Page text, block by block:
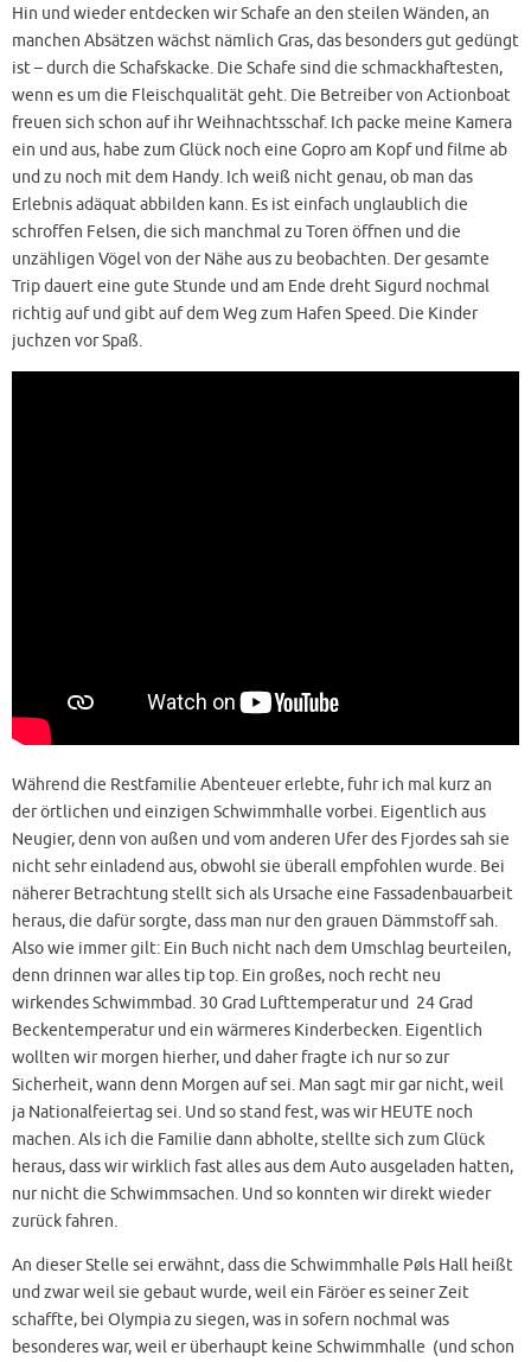
Hin und wieder entdecken wir Schafe an den steilen Wänden, an
manchen Absätzen wächst nämlich Gras, das besonders gut gedüngt
ist – durch die Schafskacke. Die Schafe sind die schmackhaftesten,
wenn es um die Fleischqualität geht. Die Betreiber von Actionboat
freuen sich schon auf ihr Weihnachtsschaf. Ich packe meine Kamera
ein und aus, habe zum Glück noch eine Gopro am Kopf und filme ab
und zu noch mit dem Handy. Ich weiß nicht genau, ob man das
Erlebnis adäquat abbilden kann. Es ist einfach unglaublich die
schroffen Felsen, die sich manchmal zu Toren öffnen und die
unzähligen Vögel von der Nähe aus zu beobachten. Der gesamte
Trip dauert eine gute Stunde und am Ende dreht Sigurd nochmal
richtig auf und gibt auf dem Weg zum Hafen Speed. Die Kinder
juchzen vor Spaß.
Während die Restfamilie Abenteuer erlebte, fuhr ich mal kurz an
der örtlichen und einzigen Schwimmhalle vorbei. Eigentlich aus
Neugier, denn von außen und vom anderen Ufer des Fjordes sah sie
nicht sehr einladend aus, obwohl sie überall empfohlen wurde. Bei
näherer Betrachtung stellt sich als Ursache eine Fassadenbauarbeit
heraus, die dafür sorgte, dass man nur den grauen Dämmstoff sah.
Also wie immer gilt: Ein Buch nicht nach dem Umschlag beurteilen,
denn drinnen war alles tip top. Ein großes, noch recht neu
wirkendes Schwimmbad. 30 Grad Lufttemperatur und 24 Grad
Beckentemperatur und ein wärmeres Kinderbecken. Eigentlich
wollten wir morgen hierher, und daher fragte ich nur so zur
Sicherheit, wann denn Morgen auf sei. Man sagt mir gar nicht, weil
ja Nationalfeiertag sei. Und so stand fest, was wir HEUTE noch
machen. Als ich die Familie dann abholte, stellte sich zum Glück
heraus, dass wir wirklich fast alles aus dem Auto ausgeladen hatten,
nur nicht die Schwimmsachen. Und so konnten wir direkt wieder
zurück fahren.
An dieser Stelle sei erwähnt, dass die Schwimmhalle Pøls Hall heißt
und zwar weil sie gebaut wurde, weil ein Färöer es seiner Zeit
schaffte, bei Olympia zu siegen, was in sofern nochmal was
besonderes war, weil er überhaupt keine Schwimmhalle (und schon